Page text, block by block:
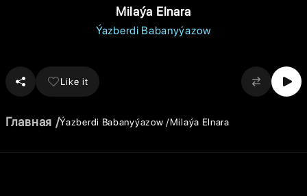
Milaýa Elnara
Ýazberdi Babanyýazow
Like it
Главная Ýazberdi Babanyýazow Milaýa Elnara